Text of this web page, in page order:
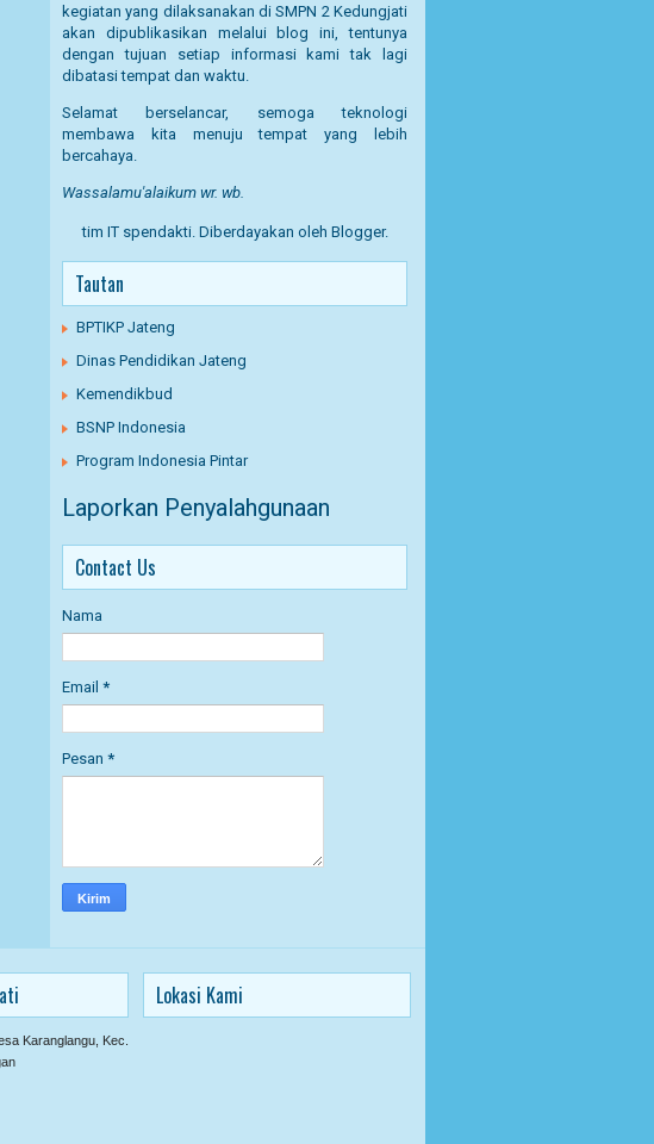
kegiatan yang dilaksanakan di SMPN 2 Kedungjati
akan dipublikasikan melalui blog ini, tentunya
dengan tujuan setiap informasi kami tak lagi
dibatasi tempat dan waktu.
Selamat berselancar, semoga teknologi
membawa kita menuju tempat yang lebih
bercahaya.
Wassalamu'alaikum wr. wb.
tim IT spendakti. Diberdayakan oleh Blogger.
Tautan
BPTIKP Jateng
Dinas Pendidikan Jateng
Kemendikbud
BSNP Indonesia
Program Indonesia Pintar
Laporkan Penyalahgunaan
Contact Us
Nama
Email *
Pesan *
Karanglangu, Kec.
Lokasi Kami